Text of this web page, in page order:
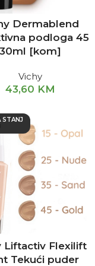
Dermablend
podloga 45
30ml [kom]
Vichy
43,60 KM
STANJ
Liftactiv Flexilift
Tekući puder